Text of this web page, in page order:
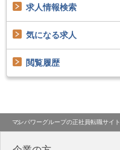
求人情報検索
気になる求人
閲覧履歴
マンパワーグループの正社員転職サイト